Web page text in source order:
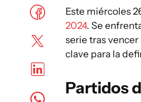
Este miércoles
2024. Se
serie tras
clave para la
Partidos